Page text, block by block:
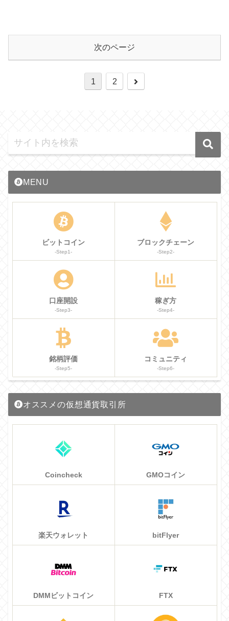
次のページ
1 2
MENU
ビットコイン
-Step1-
ブロックチェーン
-Step2-
口座開設
-Step3-
稼ぎ方
-Step4-
銘柄評価
-Step5-
コミュニティ
-Step6-
オススメの仮想通貨取引所
Coincheck GMOコイン
楽天ウォレット bitFlyer
DMMビットコイン FTX